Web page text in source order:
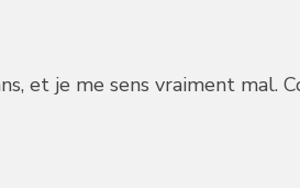
et je me sens vraiment mal.